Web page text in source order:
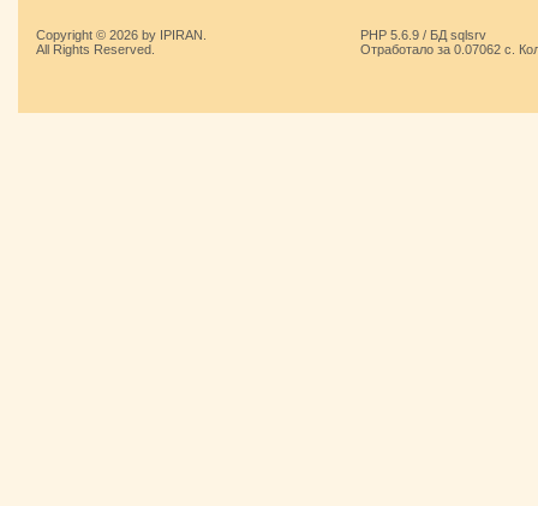
Copyright © 2026 by IPIRAN.
All Rights Reserved.
PHP 5.6.9 / БД sqlsrv
Отработало за 0.07062 с.